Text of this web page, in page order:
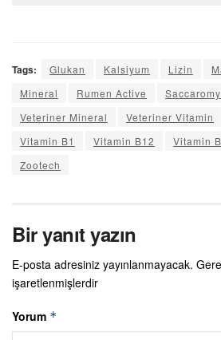
Tags: Glukan Kalsiyum Lizin
Mineral
Rumen Active
Veteriner Mineral
Veteriner Vitamin
Vitamin B1
Vitamin B12 Vitamin
Zootech
Bir yanıt yazın
E-posta adresiniz yayınlanmayacak.
işaretlenmişlerdir
Yorum *